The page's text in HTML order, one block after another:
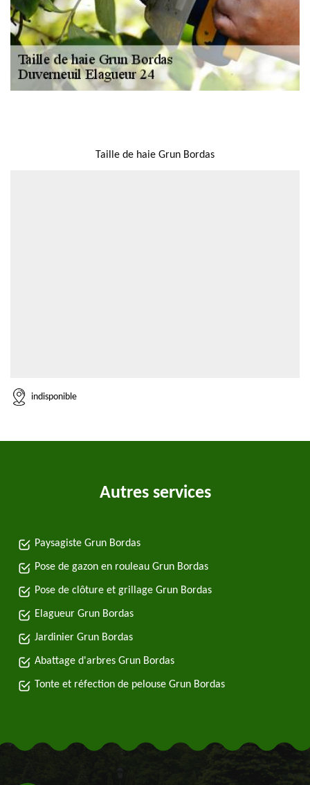
Taille de haie Grun Bordas
indisponible
Autres services
Paysagiste Grun Bordas
Pose de gazon en rouleau Grun Bordas
Pose de clôture et grillage Grun Bordas
Elagueur Grun Bordas
Jardinier Grun Bordas
Abattage d'arbres Grun Bordas
Tonte et réfection de pelouse Grun Bordas